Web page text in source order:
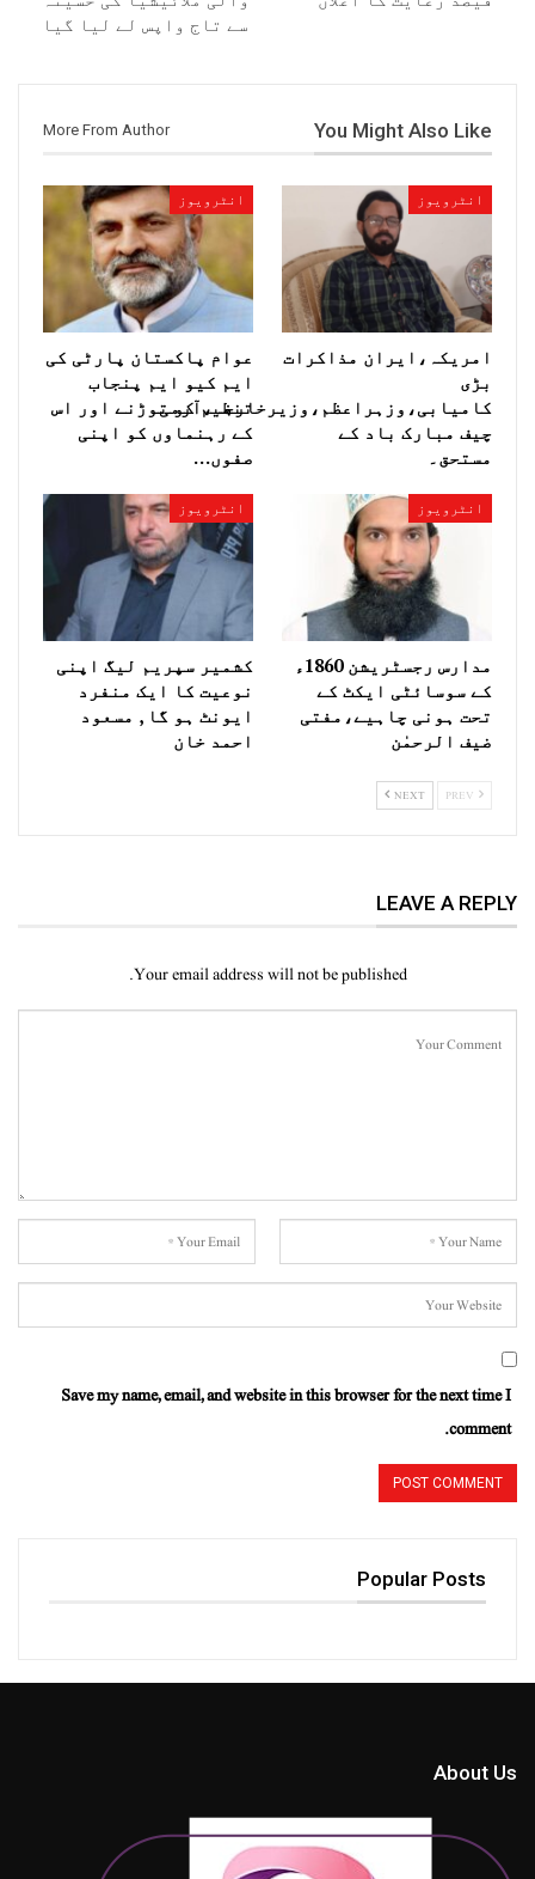
سے تاج واپس لے لیا گیا
You Might Also Like
More From Author
انٹرویوز
امریکہ،ایران مذاکرات
بڑی
کامیابی،وزہراعظم،وزیرخارجہ،آرمی
چیف مبارک باد کے
مستحق۔
انٹرویوز
عوام پاکستان پارٹی کی
ایم کیو ایم پنجاب
تنظیم کو توڑنے اور اس
کے رہنماوں کو اپنی
صفوں…
انٹرویوز
مدارس رجسٹریشن 1860ء
کے سوسائٹی ایکٹ کے
تحت ہونی چاہیے،مفتی
ضیف الرحمٰن
انٹرویوز
کشمیر سپریم لیگ اپنی
نوعیت کا ایک منفرد
ایونٹ ہو گا , مسعود
احمد خان
NEXT
LEAVE A REPLY
Your email address will not be published.
Save my name, email, and website in this browser for the next time I
comment.
Popular Posts
About Us